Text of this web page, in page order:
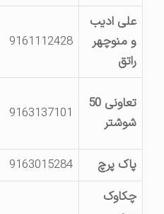
علی ادیب
و منوچهر
9161112428
تعاونی 50
شوشتر
9163137101
پاک پرچ
9163015284
چکاوک